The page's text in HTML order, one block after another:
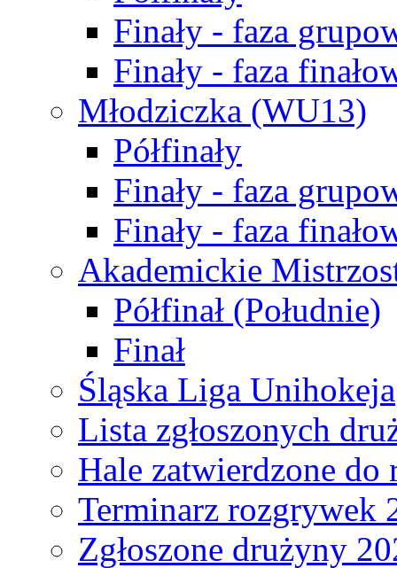
Finały - faza
Finały - faza
Młodziczka (WU13)
Półfinały
Finały - faza
Finały - faza
Akademickie
Półfinał (Południe)
Finał
Śląska Liga Unihokeja
Lista zgłoszonych
Hale zatwierdzone do
Terminarz rozgrywek
Zgłoszone drużyny